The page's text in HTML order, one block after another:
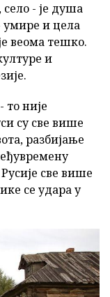
- је душа
умире и цела
веома тешко.
и
то није
су све више
разбијање
све више
се удара у